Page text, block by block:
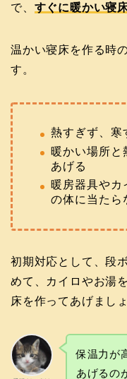
で、 すぐに暖かい寝
温かい寝床を作る時
す。
熱すぎず、寒
暖かい場所と
あげる
暖房器具やカ
の体に当たら
初期対応として、段
めて、カイロやお湯
床を作ってあげましょ
保温力が
あげるの